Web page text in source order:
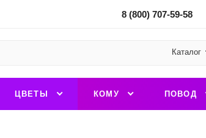
8 (800) 707-59-58
Каталог
ЦВЕТЫ КОМУ ПОВОД